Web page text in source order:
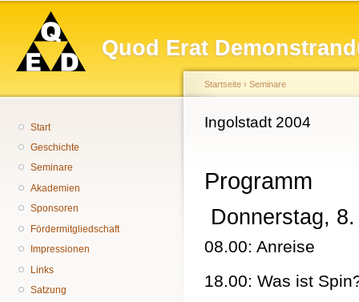
Quod Erat
Hauptmenü
Start
Geschichte
Seminare
Akademien
Sponsoren
Fördermitgliedschaft
Impressionen
Links
Satzung
Sie sind hier
Startseite › Seminare
Ingolstadt 2004
Programm
Donnerstag,
08.00: Anreise
18.00: Was ist